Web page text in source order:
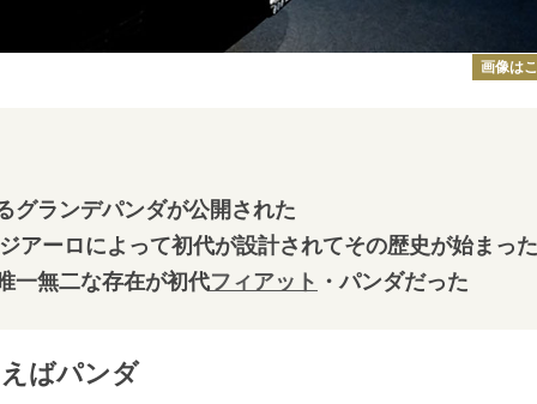
画像は
グランデパンダが公開された
アーロによって初代が設計されてその歴史が始まった
一無二な存在が初代フィアット ・パンダだった
ばパンダ